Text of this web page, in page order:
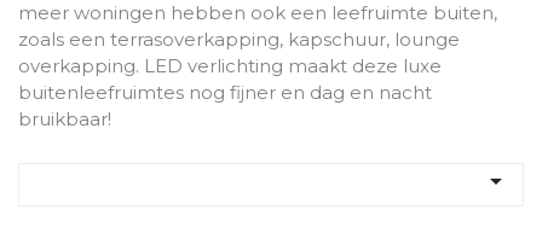
meer woningen hebben ook een leefruimte buiten,
zoals een terrasoverkapping, kapschuur, lounge
overkapping. LED verlichting maakt deze luxe
buitenleefruimtes nog fijner en dag en nacht
bruikbaar!
